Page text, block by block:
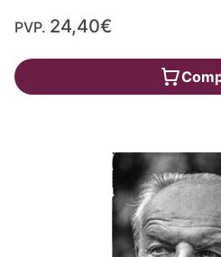
PVP. 24,40€